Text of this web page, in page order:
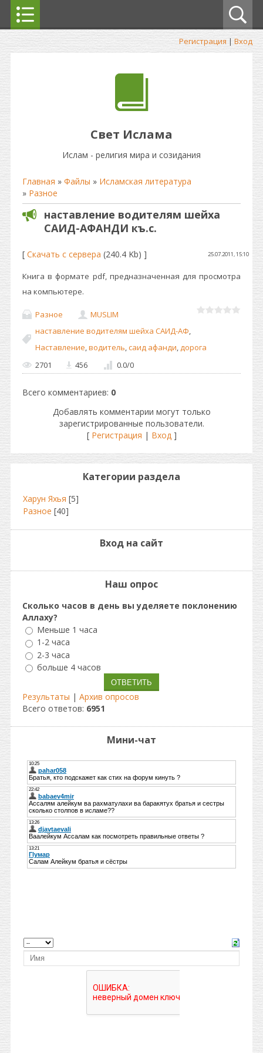
Регистрация | Вход
Свет Ислама
Ислам - религия мира и созидания
Главная » Файлы » Исламская литература
» Разное
наставление водителям шейха
САИД-АФАНДИ къ.с.
[ Скачать с сервера (240.4 Kb) ] 25.07.2011, 15:10
Книга в формате pdf, предназначенная для просмотра
на компьютере.
Разное
MUSLIM
наставление водителям шейха САИД-АФ
Наставление водитель саид афанди дорога
2701
456 0.0/0
Всего комментариев: 0
Добавлять комментарии могут только
зарегистрированные пользователи.
[ Регистрация | Вход]
Категории раздела
Харун Яхья [5]
Разное [40]
Вход на сайт
Наш опрос
Сколько часов в день вы уделяете поклонению
Аллаху?
Меньше 1 часа
1-2 часа
2-3 часа
больше 4 часов
Результаты | Архив опросов
Всего ответов: 6951
Мини-чат